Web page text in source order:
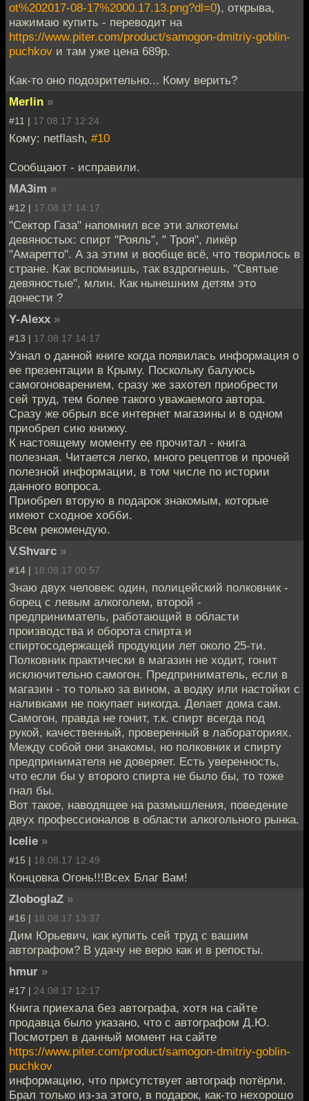
ot%202017-08-17%2000.17.13.png?dl=0), открыва,
нажимаю купить - переводит на
https://www.piter.com/product/samogon-dmitriy-goblin-
puchkov и там уже цена 689р.
Как-то оно подозрительно... Кому верить?
Merlin »
#11 | 17.08.17 12:24
Кому: netflash, #10
Сообщают - исправили.
MA3im »
#12 | 17.08.17 14:17
"Сектор Газа" напомнил все эти алкотемы
девяностых: спирт "Рояль", " Троя", ликёр
"Амаретто". А за этим и вообще всё, что творилось в
стране. Как вспомнишь, так вздрогнешь. "Святые
девяностые", млин. Как нынешним детям это
донести ?
Y-Alexx »
#13 | 17.08.17 14:17
Узнал о данной книге когда появилась информация о
ее презентации в Крыму. Поскольку балуюсь
самогоноварением, сразу же захотел приобрести
сей труд, тем более такого уважаемого автора.
Сразу же обрыл все интернет магазины и в одном
приобрел сию книжку.
К настоящему моменту ее прочитал - книга
полезная. Читается легко, много рецептов и прочей
полезной информации, в том числе по истории
данного вопроса.
Приобрел вторую в подарок знакомым, которые
имеют сходное хобби.
Всем рекомендую.
V.Shvarc »
#14 | 18.08.17 00:57
Знаю двух человек: один, полицейский полковник -
борец с левым алкоголем, второй -
предприниматель, работающий в области
производства и оборота спирта и
спиртосодержащей продукции лет около 25-ти.
Полковник практически в магазин не ходит, гонит
исключительно самогон. Предприниматель, если в
магазин - то только за вином, а водку или настойки с
наливками не покупает никогда. Делает дома сам.
Самогон, правда не гонит, т.к. спирт всегда под
рукой, качественный, проверенный в лабораториях.
Между собой они знакомы, но полковник и спирту
предпринимателя не доверяет. Есть уверенность,
что если бы у второго спирта не было бы, то тоже
гнал бы.
Вот такое, наводящее на размышления, поведение
двух профессионалов в области алкогольного рынка.
Icelie »
#15 | 18.08.17 12:49
Концовка Огонь!!!Всех Благ Вам!
ZloboglaZ »
#16 | 18.08.17 13:37
Дим Юрьевич, как купить сей труд с вашим
автографом? В удачу не верю как и в репосты.
hmur »
#17 | 24.08.17 12:17
Книга приехала без автографа, хотя на сайте
продавца было указано, что с автографом Д.Ю.
Посмотрел в данный момент на сайте
https://www.piter.com/product/samogon-dmitriy-goblin-
puchkov
информацию, что присутствует автограф потёрли.
Брал только из-за этого, в подарок, как-то нехорошо